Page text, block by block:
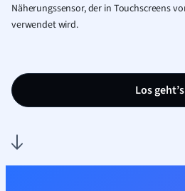
Näherungssensor, der in Touchscreens
verwendet wird.
Los geht’s